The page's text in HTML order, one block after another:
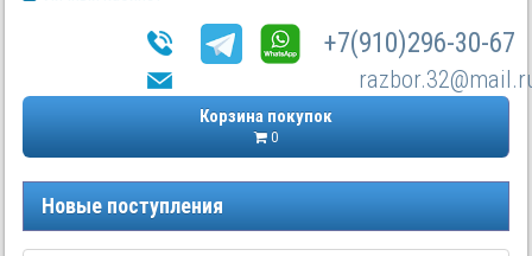
+7(910)296-30-67
Корзина покупок
0
Новые поступления